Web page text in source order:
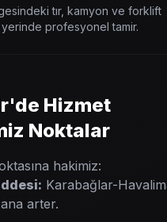
tır, kamyon ve forklift
profesyonel tamir.
Hizmet
Noktalar
hakimiz:
Karabağlar-
arter.